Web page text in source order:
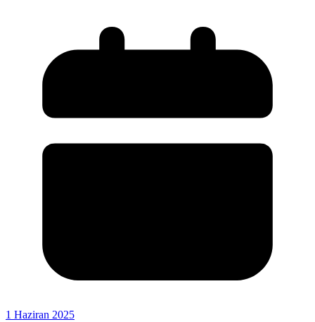
1 Haziran 2025